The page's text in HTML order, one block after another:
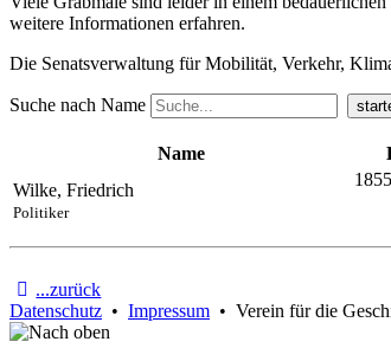
weitere Informationen erfahren.
Die Senatsverwaltung für Mobilität, Verkehr,
Suche nach Name
Name
Wilke, Friedrich
Politiker
...zurück
Datenschutz • Impressum • Verein für die